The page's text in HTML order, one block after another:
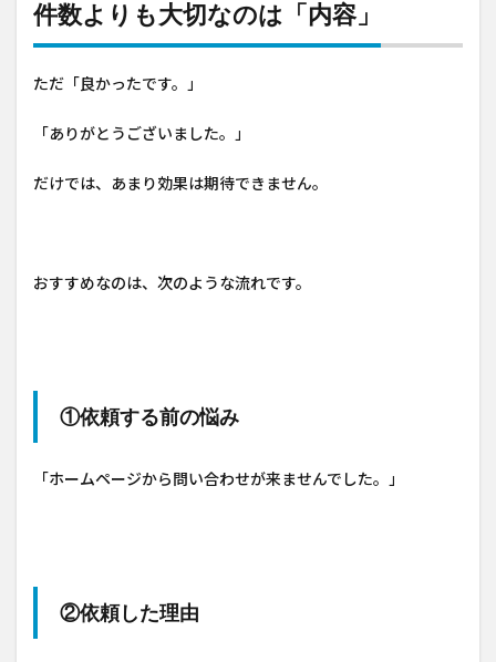
件数よりも大切なのは「内容」
ただ「良かったです。」
「ありがとうございました。」
だけでは、あまり効果は期待できません。
おすすめなのは、次のような流れです。
①依頼する前の悩み
「ホームページから問い合わせが来ませんでした。」
②依頼した理由